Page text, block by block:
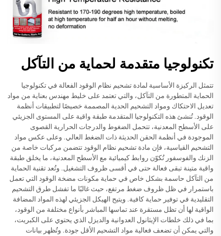
تكنولوجيا متقدمة لحماية من التآكل
تتمثل الركيزة الأساسية لمادة تشحيم نظام الوقود الفعالة في تكنولوجيا
الحماية المتطورة من التآكل، والتي تعتمد على خليط مهندس بعناية من مواد
تعديل الاحتكاك ومواد التشحيم الحدية المصممة خصيصًا لتطبيقات أنظمة
الوقود. تُنشئ هذه التكنولوجيا المتقدمة طبقة واقية على المستوى الجزيئي
على الأسطح المعدنية، تتحمل الضغوط والدرجات الحرارية القصوى
الموجودة في أنظمة الحقن الحديثة ذات الضغط العالي. وعلى عكس مواد
التشحيم القياسية، فإن مادة تشحيم نظام الوقود تتضمن مركبات خاصة من
الزنك والفوسفور تُكوّن روابط كيميائية مع الأسطح المعدنية، ما يخلق طبقة
واقية متينة تبقى فعالة حتى في أقسى ظروف التشغيل. وتُعد تقنية الحماية
من التآكل حاسمة بشكل خاص في حماية مكونات مضخة الوقود التي تعمل
باستمرار في ظل ظروف ضغط مرتفع، حيث غالبًا ما تفشل طرق التشحيم
التقليدية في توفير حماية كافية. ويتيح الهيكل الجزيئي لهذه المواد المضافة
الواقية لها أن تظل مستقرة عند تماسها المباشر بأنواع مختلفة من الوقود،
بما في ذلك خلطات الإيثانول العدوانية والديزل الذي يحتوي على الكبريت،
والتي يمكن أن تضعف فعالية مواد التشحيم الأقل جودة. وتُظهر بيانات